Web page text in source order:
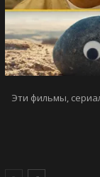
Эти фильмы,